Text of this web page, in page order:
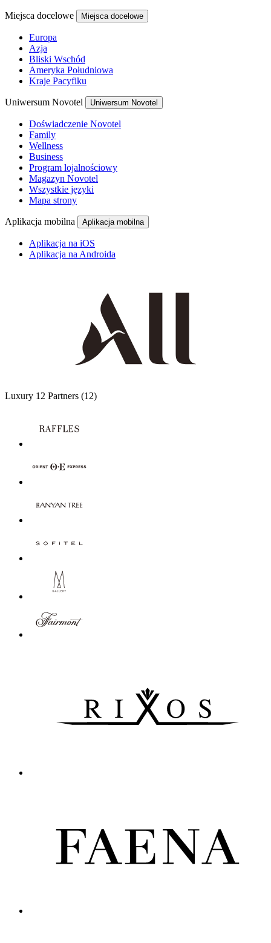
Miejsca docelowe Miejsca docelowe
Europa
Azja
Bliski Wschód
Ameryka Południowa
Kraje Pacyfiku
Uniwersum Novotel Uniwersum Novotel
Doświadczenie Novotel
Family
Wellness
Business
Program lojalnościowy
Magazyn Novotel
Wszystkie języki
Mapa strony
Aplikacja mobilna Aplikacja mobilna
Aplikacja na iOS
Aplikacja na Androida
Luxury 12 Partners (12)